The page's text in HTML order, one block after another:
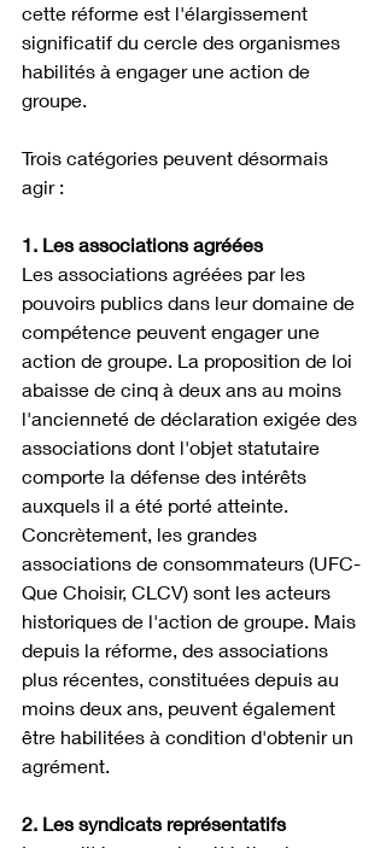
cette réforme est l'élargissement
significatif du cercle des organismes
habilités à engager une action de
groupe.
Trois catégories peuvent désormais
agir :
1. Les associations agréées
Les associations agréées par les
pouvoirs publics dans leur domaine de
compétence peuvent engager une
action de groupe. La proposition de loi
abaisse de cinq à deux ans au moins
l'ancienneté de déclaration exigée des
associations dont l'objet statutaire
comporte la défense des intérêts
auxquels il a été porté atteinte.
Concrètement, les grandes
associations de consommateurs (UFC-
Que Choisir, CLCV) sont les acteurs
historiques de l'action de groupe. Mais
depuis la réforme, des associations
plus récentes, constituées depuis au
moins deux ans, peuvent également
être habilitées à condition d'obtenir un
agrément.
2. Les syndicats représentatifs